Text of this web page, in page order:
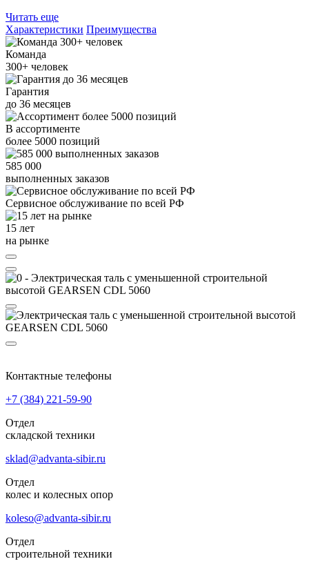
Читать еще
Характеристики Преимущества
Команда
300+ человек
Гарантия
до 36 месяцев
В ассортименте
более 5000 позиций
585 000
выполненных заказов
Сервисное обслуживание по всей РФ
15 лет
на рынке
Контактные телефоны
+7 (384) 221-59-90
Отдел
складской техники
sklad@advanta-sibir.ru
Отдел
колес и колесных опор
koleso@advanta-sibir.ru
Отдел
строительной техники